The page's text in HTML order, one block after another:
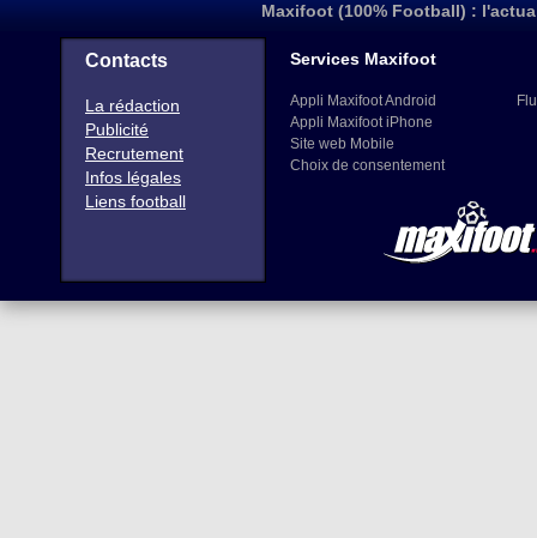
Maxifoot (100% Football) :
Contacts
La rédaction
Publicité
Recrutement
Infos légales
Liens football
Services Maxifoot
Appli Maxifoot Android
Appli Maxifoot iPhone
Site web Mobile
Choix de consentement